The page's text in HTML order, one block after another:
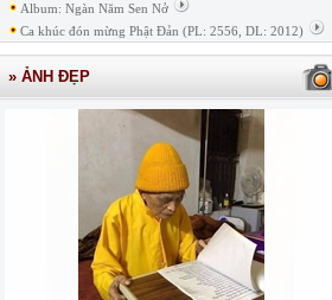
Album: Ngàn Năm Sen Nở
Ca khúc đón mừng Phật Đản (PL: 2556, DL: 2012)
» ẢNH ĐẸP